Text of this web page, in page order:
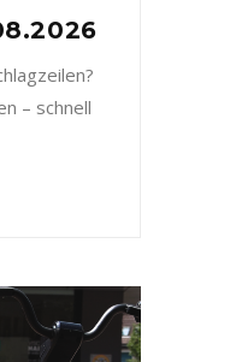
– schnell